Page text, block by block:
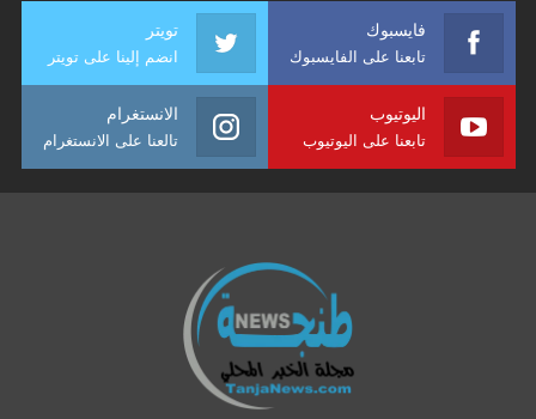
فايسبوك
تابعنا على الفايسبوك
تويتر
انضم إلينا على تويتر
اليوتيوب
تابعنا على اليوتيوب
الانستغرام
تالعنا على الانستغرام